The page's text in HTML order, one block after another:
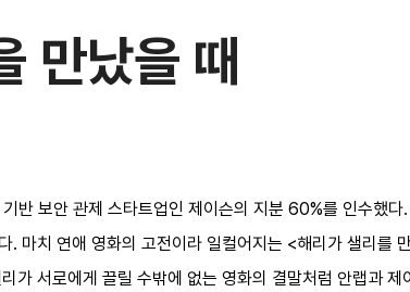
만났을 때
반 보안 관제 스타트업인 제이슨의 지분 60%를 인수했다
. 마치 연애 영화의 고전이라 일컬어지는 <해리가 샐리를
가 서로에게 끌릴 수밖에 없는 영화의 결말처럼 안랩과